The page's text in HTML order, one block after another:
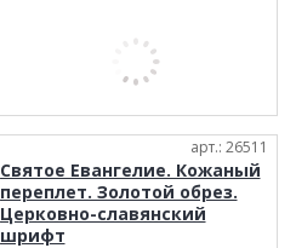
арт.: 26511
Святое Евангелие. Кожаный
переплет. Золотой обрез.
Церковно-славянский
шрифт